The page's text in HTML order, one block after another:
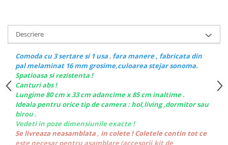
Descriere
Comoda cu 3 sertare si 1 usa , fara manere , fabricata din
pal melaminat 16 mm grosime,culoarea stejar sonoma.
Spatioasa si rezistenta !
Canturi abs !
Lungime 80 cm x 33 cm adancime x 85 cm inaltime .
Ideala pentru orice tip de camera : hol,living ,dormitor sau
birou .
Vedeti in poze dimensiunile exacte !
Se livreaza neasamblata , in colete ! Coletele contin tot ce
este necesar pentru asamblare (accesorii,kit de